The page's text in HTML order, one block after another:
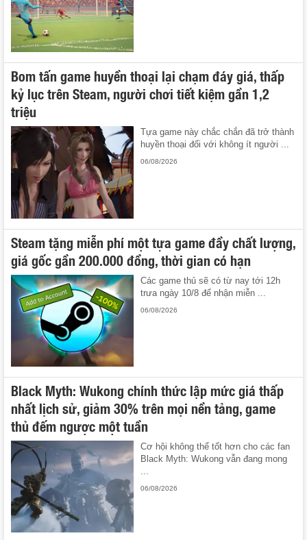
Bom tấn game huyền thoại lại chạm đáy giá, thấp
kỷ lục trên Steam, người chơi tiết kiệm gần 1,2
triệu
Tựa game này chắc chắn đã trở thành
huyền thoại đối với không ít người ...
06/08/2026
Steam tặng miễn phí một tựa game đầy chất lượng,
giá gốc gần 200.000 đồng, thời gian có hạn
Các game thủ sẽ có từ nay tới 12h
trưa ngày 10/8 để nhận miễn ...
06/08/2026
Black Myth: Wukong chính thức lập mức giá thấp
nhất lịch sử, giảm 30% trên mọi nền tảng, game
thủ đếm ngược một tuần
Cơ hội không thể tốt hơn cho các fan
Black Myth: Wukong vẫn đang mong
06/08/2026